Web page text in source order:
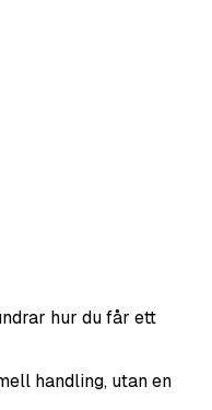
hur du får ett
handling, utan en